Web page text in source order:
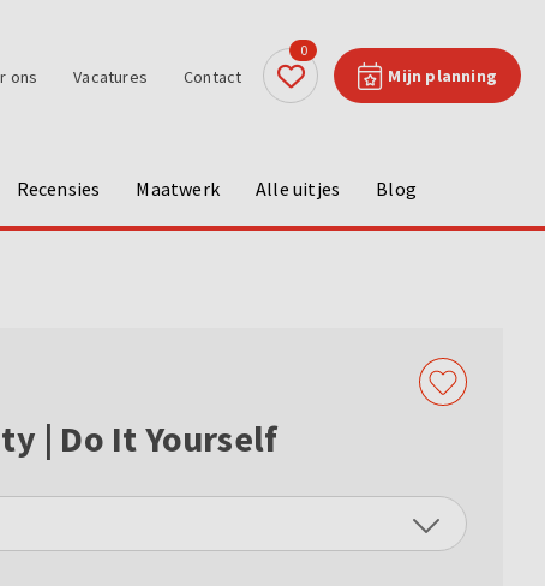
Mijn planning
0
ons Vacatures Contact
Recensies Maatwerk Alle uitjes Blog
| Do It Yourself